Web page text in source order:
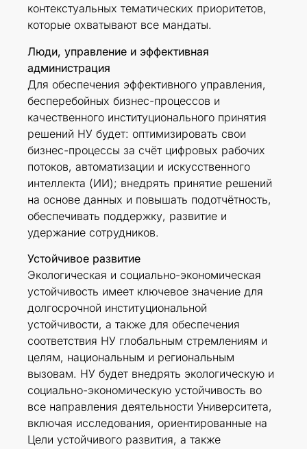
контекстуальных тематических приоритетов,
которые охватывают все мандаты.
Люди, управление и эффективная
администрация
Для обеспечения эффективного управления,
бесперебойных бизнес-процессов и
качественного институционального принятия
решений НУ будет: оптимизировать свои
бизнес-процессы за счёт цифровых рабочих
потоков, автоматизации и искусственного
интеллекта (ИИ); внедрять принятие решений
на основе данных и повышать подотчётность,
обеспечивать поддержку, развитие и
удержание сотрудников.
Устойчивое развитие
Экологическая и социально-экономическая
устойчивость имеет ключевое значение для
долгосрочной институциональной
устойчивости, а также для обеспечения
соответствия НУ глобальным стремлениям и
целям, национальным и региональным
вызовам. НУ будет внедрять экологическую и
социально-экономическую устойчивость во
все направления деятельности Университета,
включая исследования, ориентированные на
Цели устойчивого развития, а также